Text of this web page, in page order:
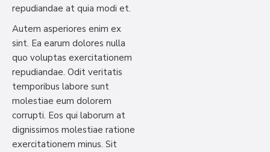
repudiandae at quia modi et.
Autem asperiores enim ex
sint. Ea earum dolores nulla
quo voluptas exercitationem
repudiandae. Odit veritatis
temporibus labore sunt
molestiae eum dolorem
corrupti. Eos qui laborum at
dignissimos molestiae ratione
exercitationem minus. Sit